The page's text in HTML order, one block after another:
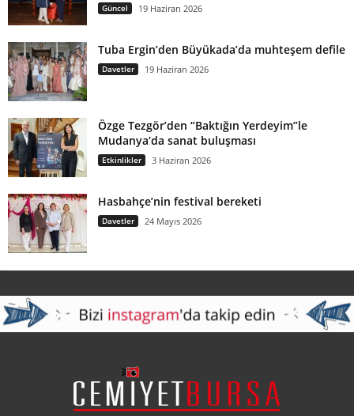
Güncel 19 Haziran 2026
Tuba Ergin’den Büyükada’da muhteşem defile
Davetler 19 Haziran 2026
Özge Tezgör’den “Baktığın Yerdeyim”le
Mudanya’da sanat buluşması
Etkinlikler 3 Haziran 2026
Hasbahçe’nin festival bereketi
Davetler 24 Mayıs 2026